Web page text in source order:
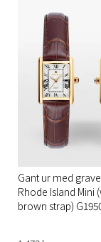
Gant ur med
Rhode Island Mini
brown strap)